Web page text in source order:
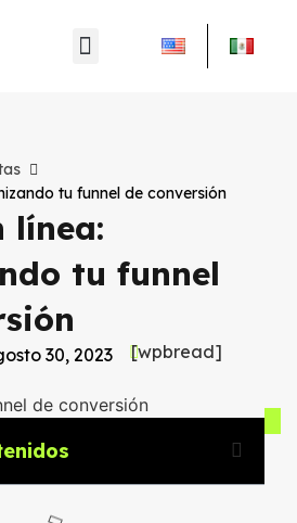
tu funnel de conversión
línea:
tu funnel
30, 2023 [wpbread]